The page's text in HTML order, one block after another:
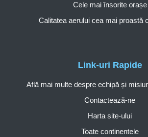
Link-uri Rapide
Află mai multe despre echipă și
Contactează-ne
Harta site-ului
Toate continentele
Cele mai însorite orașe
Calitatea aerului cea mai proastă